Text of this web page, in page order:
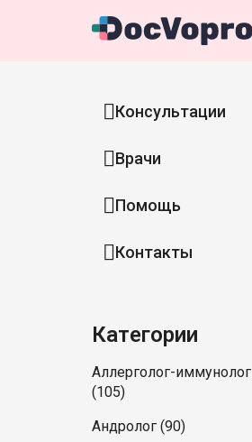
Консультации
Врачи
Помощь
Контакты
Категории
Аллерголог-иммунолог
(105)
Андролог (90)